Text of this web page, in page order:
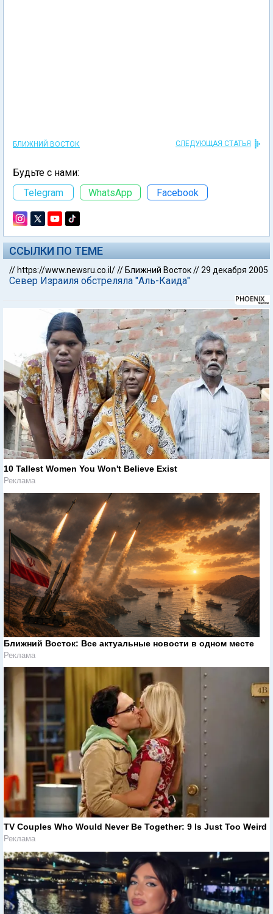
БЛИЖНИЙ ВОСТОК СЛЕДУЮЩАЯ СТАТЬЯ
Будьте с нами:
Telegram
WhatsApp Facebook
ССЫЛКИ ПО ТЕМЕ
// https://www.newsru.co.il/// Ближний Восток//29 декабря 2005
Север Израиля обстреляла "Аль-Каида"
10 Tallest Women You Won't Believe Exist
Реклама
Ближний Восток: Все актуальные новости в одном месте
Реклама
TV Couples Who Would Never Be Together: 9 Is Just Too Weird
Реклама